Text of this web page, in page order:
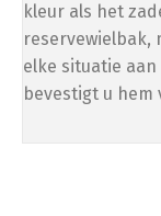
kleur als het
reservewielbak,
elke situatie
bevestigt u hem